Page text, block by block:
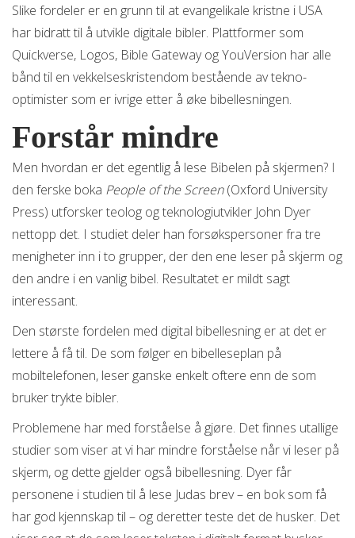
Slike fordeler er en grunn til at evangelikale kristne i USA
har bidratt til å utvikle digitale bibler. Plattformer som
Quickverse, Logos, Bible Gateway og YouVersion har alle
bånd til en vekkelseskristendom bestående av tekno-
optimister som er ivrige etter å øke bibellesningen.
Forstår mindre
Men hvordan er det egentlig å lese Bibelen på skjermen? I
den ferske boka People of the Screen(Oxford University
Press) utforsker teolog og teknologiutvikler John Dyer
nettopp det. I studiet deler han forsøkspersoner fra tre
menigheter inn i to grupper, der den ene leser på skjerm og
den andre i en vanlig bibel. Resultatet er mildt sagt
interessant.
Den største fordelen med digital bibellesning er at det er
lettere å få til. De som følger en bibelleseplan på
mobiltelefonen, leser ganske enkelt oftere enn de som
bruker trykte bibler.
Problemene har med forståelse å gjøre. Det finnes utallige
studier som viser at vi har mindre forståelse når vi leser på
skjerm, og dette gjelder også bibellesning. Dyer får
personene i studien til å lese Judas brev – en bok som få
har god kjennskap til – og deretter teste det de husker. Det